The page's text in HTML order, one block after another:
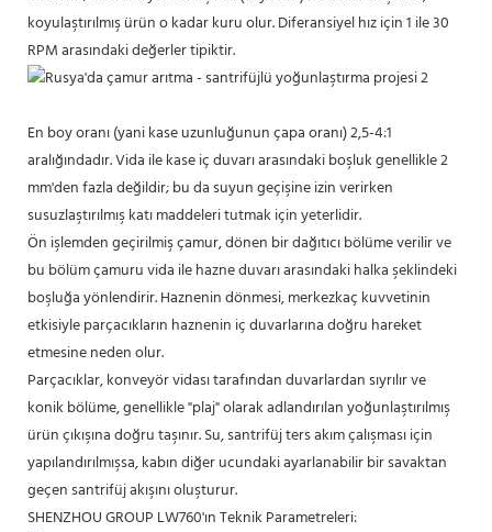
koyulaştırılmış ürün o kadar kuru olur. Diferansiyel hız için 1 ile 30
RPM arasındaki değerler tipiktir.
En boy oranı (yani kase uzunluğunun çapa oranı) 2,5-4:1
aralığındadır. Vida ile kase iç duvarı arasındaki boşluk genellikle 2
mm'den fazla değildir; bu da suyun geçişine izin verirken
susuzlaştırılmış katı maddeleri tutmak için yeterlidir.
Ön işlemden geçirilmiş çamur, dönen bir dağıtıcı bölüme verilir ve
bu bölüm çamuru vida ile hazne duvarı arasındaki halka şeklindeki
boşluğa yönlendirir. Haznenin dönmesi, merkezkaç kuvvetinin
etkisiyle parçacıkların haznenin iç duvarlarına doğru hareket
etmesine neden olur.
Parçacıklar, konveyör vidası tarafından duvarlardan sıyrılır ve
konik bölüme, genellikle "plaj" olarak adlandırılan yoğunlaştırılmış
ürün çıkışına doğru taşınır. Su, santrifüj ters akım çalışması için
yapılandırılmışsa, kabın diğer ucundaki ayarlanabilir bir savaktan
geçen santrifüj akışını oluşturur.
SHENZHOU GROUP LW760'ın Teknik Parametreleri: